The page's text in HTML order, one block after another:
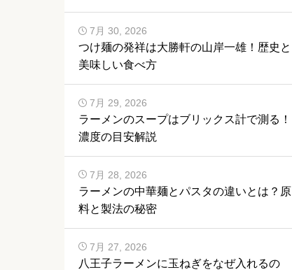
つけ麺の発祥は大勝軒の山岸一雄！歴史と
美味しい食べ方
7月 30, 2026
ラーメンのスープはブリックス計で測る！
濃度の目安解説
7月 29, 2026
ラーメンの中華麺とパスタの違いとは？原
料と製法の秘密
7月 28, 2026
八王子ラーメンに玉ねぎをなぜ入れるの
7月 27, 2026